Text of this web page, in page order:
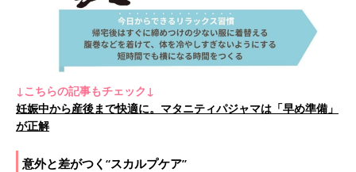
↓こちらの記事もチェック↓
妊娠中から産後まで快適に。マタニティパジャマは「早め準備」
が正解
意外と差がつく“スカルプケア”